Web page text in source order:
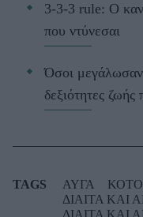
3-3-3 rule: Ο
που ντύνεσαι
Όσοι μεγάλωσαν
δεξιότητες
TAGS ΑΥΓΑ
ΔΙΑΙΤΑ ΚΑΙ
ΔΙΑΙΤΑ ΚΑΙ